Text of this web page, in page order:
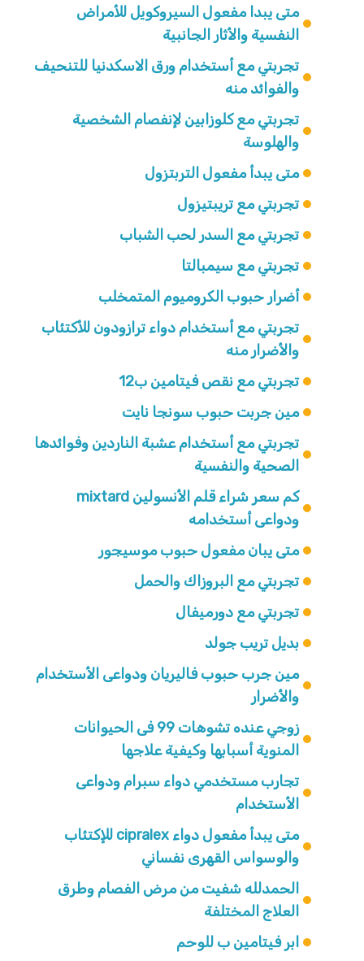
متى يبدا مفعول السيروكويل للأمراض
النفسية والأثار الجانبية
تجربتي مع أستخدام ورق الاسكدنيا للتنحيف
والفوائد منه
تجربتي مع كلوزابين لإنفصام الشخصية
والهلوسة
متى يبدأ مفعول التربتزول
تجربتي مع تريبتيزول
تجربتي مع السدر لحب الشباب
تجربتي مع سيمبالتا
أضرار حبوب الكروميوم المتمخلب
تجربتي مع أستخدام دواء ترازودون للأكتئاب
والأضرار منه
تجربتي مع نقص فيتامين ب12
مين جربت حبوب سونجا نايت
تجربتي مع أستخدام عشبة الناردين وفوائدها
الصحية والنفسية
كم سعر شراء قلم الأنسولين mixtard
ودواعى أستخدامه
متى يبان مفعول حبوب موسيجور
تجربتي مع البروزاك والحمل
تجربتي مع دورميفال
بديل تريب جولد
مين جرب حبوب فاليريان ودواعى الأستخدام
والأضرار
زوجي عنده تشوهات 99 فى الحيوانات
المنوية أسبابها وكيفية علاجها
تجارب مستخدمي دواء سبرام ودواعى
الأستخدام
متى يبدأ مفعول دواء cipralex للإكتئاب
والوسواس القهرى نفساني
الحمدلله شفيت من مرض الفصام وطرق
العلاج المختلفة
ابر فيتامين ب للوحم